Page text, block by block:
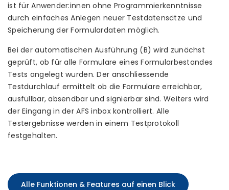
ist für Anwender:innen ohne Programmierkenntnisse
durch einfaches Anlegen neuer Testdatensätze und
Speicherung der Formulardaten möglich.
Bei der automatischen Ausführung (B) wird zunächst
geprüft, ob für alle Formulare eines Formularbestandes
Tests angelegt wurden. Der anschliessende
Testdurchlauf ermittelt ob die Formulare erreichbar,
ausfüllbar, absendbar und signierbar sind. Weiters wird
der Eingang in der AFS inbox kontrolliert. Alle
Testergebnisse werden in einem Testprotokoll
festgehalten.
Alle Funktionen & Features auf einen Blick